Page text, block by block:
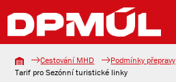
Cestování MHD
Podmínky přepravy
Tarif pro Sezónní turistické linky